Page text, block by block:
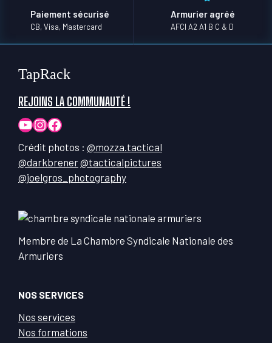
Paiement sécurisé
CB, Visa, Mastercard
Armurier agréé
AFCI A2 A1 B C & D
TapRack
REJOINS LA COMMUNAUTÉ !
YouTube
Instagram
Facebook
Crédit photos : @mozza.tactical
@darkbrener@tacticalpictures
@joelgros_photography
Membre de La Chambre Syndicale Nationale des
Armuriers
NOS SERVICES
Nos services
Nos formations